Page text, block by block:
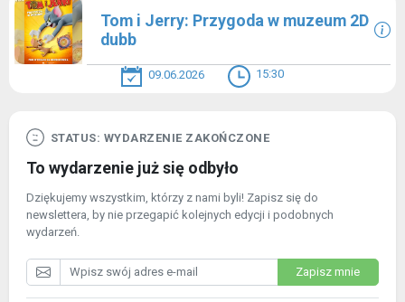
Tom i Jerry: Przygoda w muzeum 2D
dubb
09.06.2026 15:30
STATUS: WYDARZENIE ZAKOŃCZONE
To wydarzenie już się odbyło
Dziękujemy wszystkim, którzy z nami byli! Zapisz się do
newslettera, by nie przegapić kolejnych edycji i podobnych
wydarzeń.
Zapisz mnie